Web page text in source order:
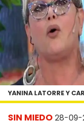
SIN MIEDO 28-09-
YANINA LATORRE Y